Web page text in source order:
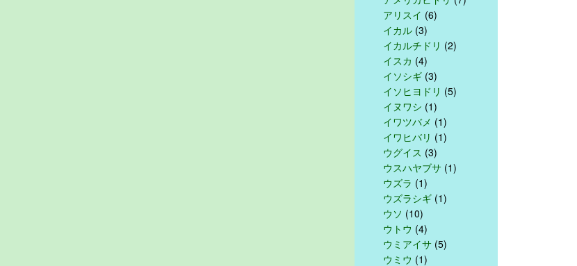
アリスイ (6)
イカル (3)
イカルチドリ (2)
イスカ (4)
イソシギ (3)
イソヒヨドリ (5)
イヌワシ (1)
イワツバメ (1)
イワヒバリ (1)
ウグイス (3)
ウスハヤブサ (1)
ウズラ (1)
ウズラシギ (1)
ウソ (10)
ウトウ (4)
ウミアイサ (5)
ウミウ (1)